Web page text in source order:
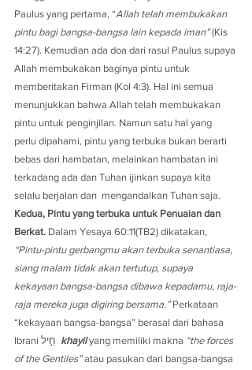
Paulus yang pertama, “Allah telah membukakan
pintu bagi bangsa-bangsa lain kepada iman” (Kis
14:27). Kemudian ada doa dari rasul Paulus supaya
Allah membukakan baginya pintu untuk
memberitakan Firman (Kol 4:3). Hal ini semua
menunjukkan bahwa Allah telah membukakan
pintu untuk penginjilan. Namun satu hal yang
perlu dipahami, pintu yang terbuka bukan berarti
bebas dari hambatan, melainkan hambatan ini
terkadang ada dan Tuhan ijinkan supaya kita
selalu berjalan dan  mengandalkan Tuhan saja.
Kedua, Pintu yang terbuka untuk Penuaian dan
Berkat. Dalam Yesaya 60:11(TB2) dikatakan,
“Pintu-pintu gerbangmu akan terbuka senantiasa,
siang malam tidak akan tertutup, supaya
kekayaan bangsa-bangsa dibawa kepadamu, raja-
raja mereka juga digiring bersama.” Perkataan
“kekayaan bangsa-bangsa” berasal dari bahasa
khayil yang memiliki makna “the forces
of the Gentiles” atau pasukan dari bangsa-bangsa